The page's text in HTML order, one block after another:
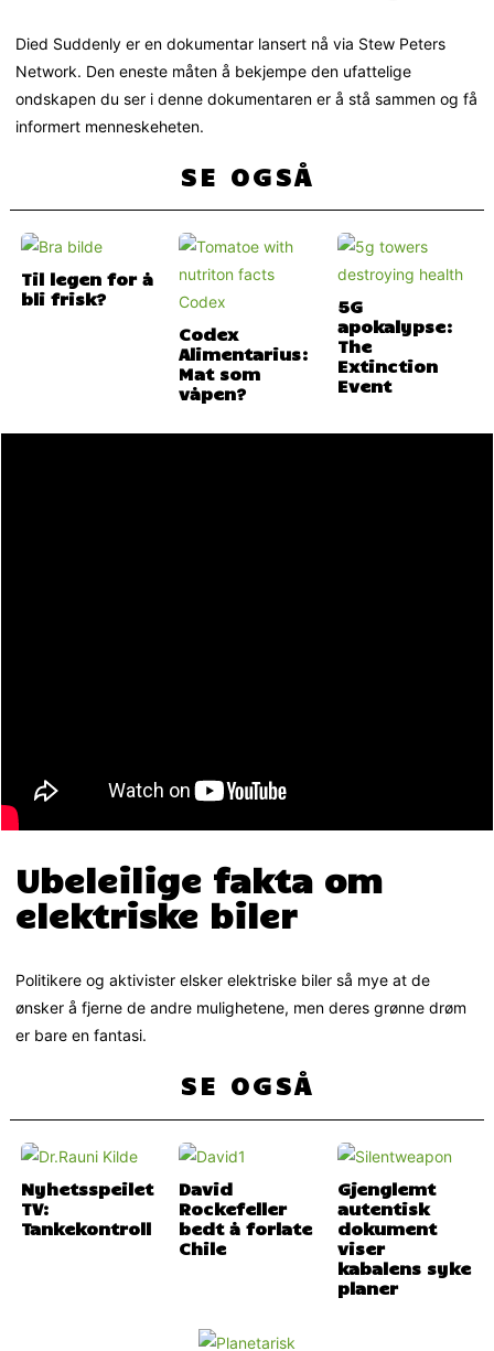
Died Suddenly er en dokumentar lansert nå via Stew Peters
Network. Den eneste måten å bekjempe den ufattelige
ondskapen du ser i denne dokumentaren er å stå sammen og få
informert menneskeheten.
SE OGSÅ
Til legen for å
bli frisk?
Codex
Alimentarius:
Mat som
våpen?
5G
apokalypse:
The
Extinction
Event
Ubeleilige fakta om
elektriske biler
Politikere og aktivister elsker elektriske biler så mye at de
ønsker å fjerne de andre mulighetene, men deres grønne drøm
er bare en fantasi.
SE OGSÅ
Nyhetsspeilet
TV:
Tankekontroll
David
Rockefeller
bedt å forlate
Chile
Gjenglemt
autentisk
dokument
viser
kabalens syke
planer